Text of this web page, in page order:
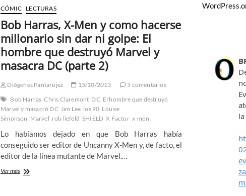
Héroe
más
Poderoso
la
Tierra:
hombre
destruyó
Marvel
masacra
(parte
4)
CÓMIC LECTURAS
Bob Harras, X-Men y como hacerse
millonario sin dar ni golpe: El
hombre que destruyó Marvel y
masacra DC (parte 2)
Diógenes Pantarújez 15/10/2013
5 comentarios
Bob Harras Chris Claremont DC El hombre que destruyó
Marvel y masacró DC Jim Lee los 90 Louise
Simonson Marvel rob liefeld SHIELD X Factor x-men
Lo habíamos dejado en que Bob Harras había
conseguido ser editor de Uncanny X-Men y, de facto, el
editor de la línea mutante de Marvel.…
Ver másBob